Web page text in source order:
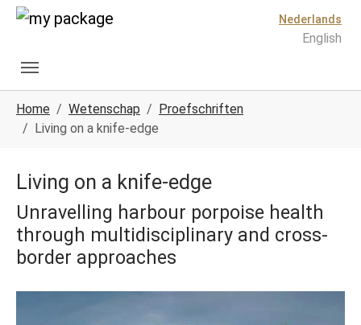
Spring naar hoofd-inhoud
Skip to page footer
Nederlands
English
Home Wetenschap
Proefschriften
Living on a knife-edge
Living on a knife-edge
Unravelling harbour porpoise health
through multidisciplinary and cross-
border approaches